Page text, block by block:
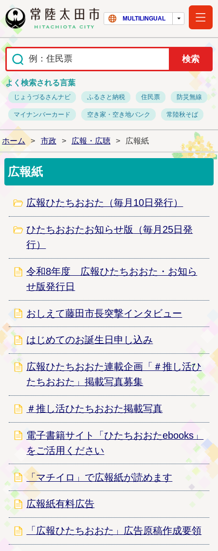
常陸太田市ホー
MULTILINGUAL
よく検索される言葉
じょうづるさんナビ ふるさと納税 住民票 防災無線
マイナンバーカード 空き家・空き地バンク 常陸秋そば
ホーム > 市政 > 広報・広聴 > 広報紙
広報紙
広報ひたちおおた（毎月10日発行）
ひたちおおたお知らせ版（毎月25日発
行）
令和8年度 広報ひたちおおた・お知ら
せ版発行日
おしえて藤田市長突撃インタビュー
はじめてのお誕生日申し込み
広報ひたちおおた連載企画「＃推し活ひ
たちおおた」掲載写真募集
＃推し活ひたちおおた掲載写真
電子書籍サイト「ひたちおおたebooks」
をご活用ください
「マチイロ」で広報紙が読めます
広報紙有料広告
「広報ひたちおおた」広告原稿作成要領